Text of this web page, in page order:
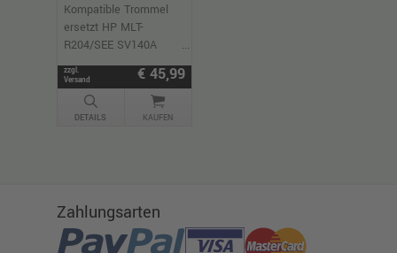
Kompatible Trommel
ersetzt HP MLT-
R204/SEE SV140A
schwarz
zzgl.
Versand
€ 45,99
DETAILS KAUFEN
Zahlungsarten